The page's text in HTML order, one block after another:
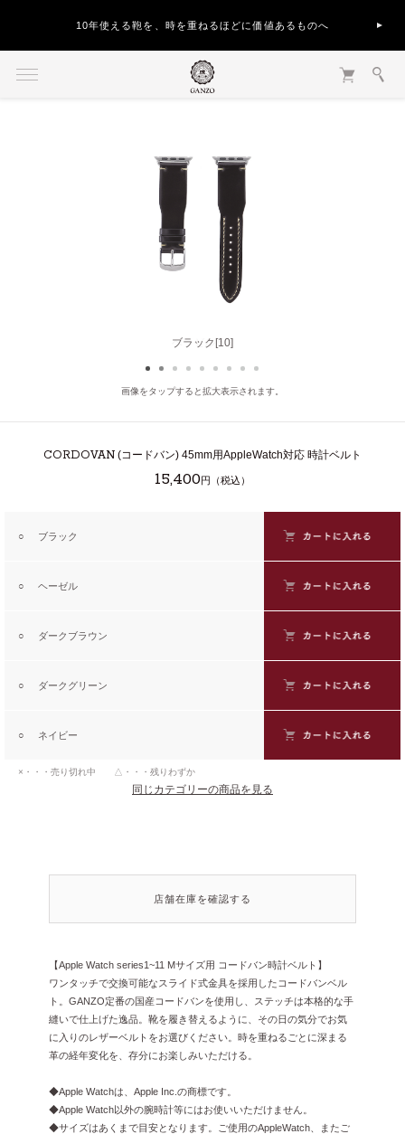
10年使える鞄を、時を重ねるほどに価値あるものへ
ブラック[10]
ヘーゼル[50]
画像をタップすると拡大表示されます。
CORDOVAN (コードバン) 45mm用AppleWatch対応 時計ベルト
15,400円（税込）
○ ブラック
○ ヘーゼル
○ ダークブラウン
○ ダークグリーン
○ ネイビー
×・・・売り切れ中 △・・・残りわずか
同じカテゴリーの商品を見る
店舗在庫を確認する
【Apple Watch series1~11 Mサイズ用 コードバン時計ベルト】
ワンタッチで交換可能なスライド式金具を採用したコードバンベル
ト。GANZO定番の国産コードバンを使用し、ステッチは本格的な手
縫いで仕上げた逸品。靴を履き替えるように、その日の気分でお気
に入りのレザーベルトをお選びください。時を重ねるごとに深まる
革の経年変化を、存分にお楽しみいただける。
◆Apple Watchは、Apple Inc.の商標です。
◆Apple Watch以外の腕時計等にはお使いいただけません。
◆サイズはあくまで目安となります。ご使用のAppleWatch、またご